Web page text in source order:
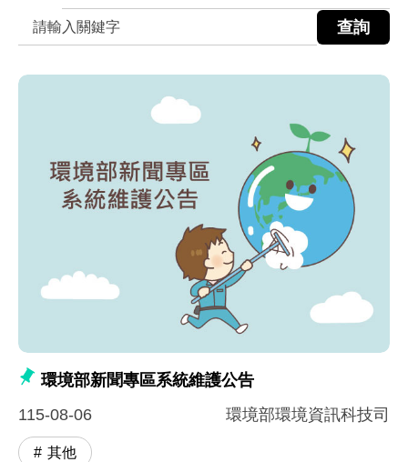
關鍵字
環境部新聞專區系統維護公告
115-08-06
環境部環境資訊科技司
其他